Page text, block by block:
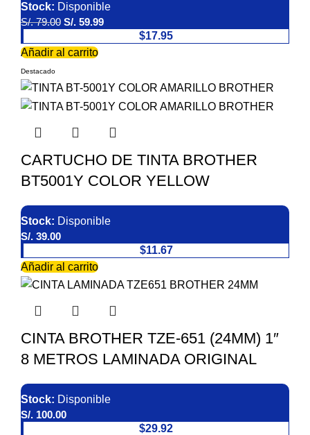
Stock: Disponible
S/.79.00 S/. 59.99
$17.95
Añadir al carrito
Destacado
CARTUCHO DE TINTA BROTHER
BT5001Y COLOR YELLOW
Stock: Disponible
S/. 39.00
$11.67
Añadir al carrito
CINTA BROTHER TZE-651 (24MM) 1″
8 METROS LAMINADA ORIGINAL
Stock: Disponible
S/. 100.00
$29.92